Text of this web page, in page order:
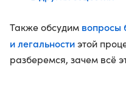
Также обсудим вопросы
и легальностиэтой
разберемся, зачем всё